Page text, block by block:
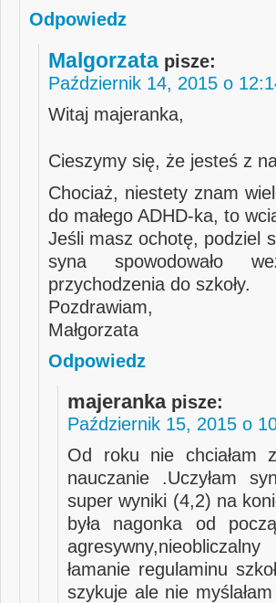
Odpowiedz
Malgorzata pisze:
Październik 14, 2015 o
Witaj majeranka,
Cieszymy się, że jesteś z
Chociaż, niestety znam
do małego ADHD-ka, to
Jeśli masz ochotę, podziel
syna spowodowało
przychodzenia do szkoły.
Pozdrawiam,
Małgorzata
Odpowiedz
majeranka pisze:
Październik 15, 2015 o
Od roku nie chciałam
nauczanie .Uczyłam
super wyniki (4,2) na
była nagonka od
łamanie regulaminu
szykuje ale nie